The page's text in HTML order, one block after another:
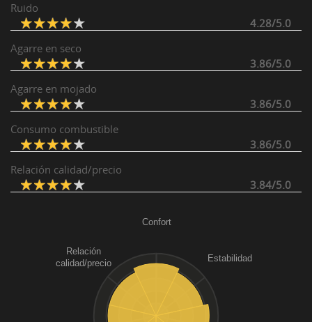
Ruido
4.28/5.0
Agarre en seco
3.86/5.0
Agarre en mojado
3.86/5.0
Consumo combustible
3.86/5.0
Relación calidad/precio
3.84/5.0
Confort
Estabilidad
Relación
calidad/precio